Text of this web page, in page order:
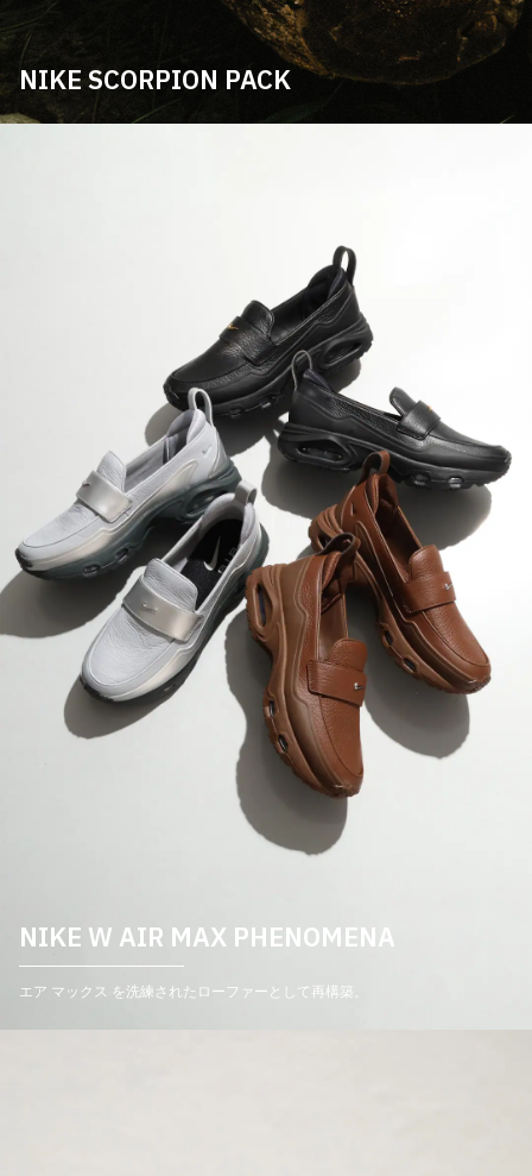
NIKE SCORPION PACK
NIKE W AIR MAX PHENOMENA
エア マックス を洗練されたローファーとして再構築。